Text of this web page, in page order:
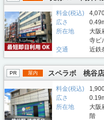
料金(税込)
広さ
所在地
大阪
寺ビ
交通
近鉄
PR 屋内 スペラボ 桃谷店
料金(税込)
広さ
所在地
大阪
階